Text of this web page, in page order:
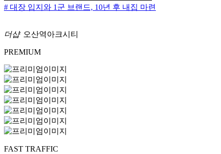
# 대장 입지와 1군 브랜드, 10년 후 내집 마련
더샵 오산역아크시티
PREMIUM
FAST TRAFFIC